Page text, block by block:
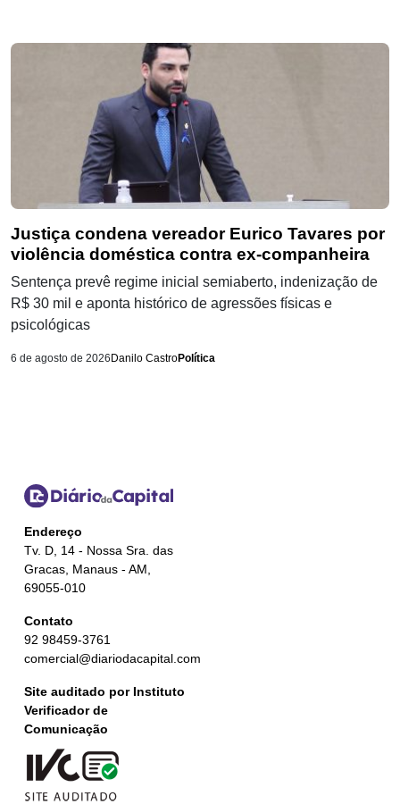
Justiça condena vereador Eurico Tavares por
violência doméstica contra ex-companheira
Sentença prevê regime inicial semiaberto, indenização de
R$ 30 mil e aponta histórico de agressões físicas e
psicológicas
6 de agosto de 2026 Danilo CastroPolítica
Endereço
Tv. D, 14 - Nossa Sra. das
Gracas, Manaus - AM,
69055-010
Contato
92 98459-3761
comercial@diariodacapital.com
Site auditado por Instituto
Verificador de
Comunicação